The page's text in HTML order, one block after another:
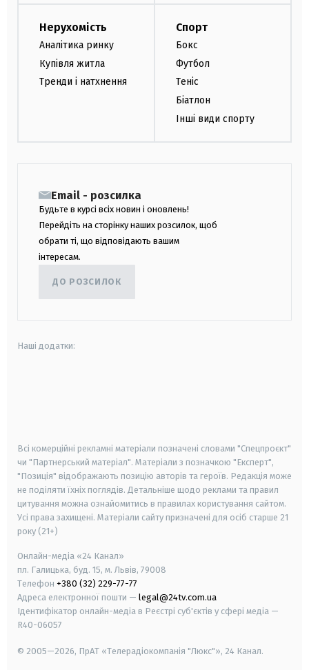
Нерухомість
Аналітика ринку
Купівля житла
Тренди і натхнення
Спорт
Бокс
Футбол
Теніс
Біатлон
Інші види спорту
Email - розсилка
Будьте в курсі всіх новин і оновлень!
Перейдіть на сторінку наших розсилок, щоб
обрати ті, що відповідають вашим
інтересам.
ДО РОЗСИЛОК
Наші додатки:
Всі комерційні рекламні матеріали позначені словами "Спецпроєкт"
чи "Партнерський матеріал". Матеріали з позначкою "Експерт",
"Позиція" відображають позицію авторів та героїв. Редакція може
не поділяти їхніх поглядів. Детальніше щодо реклами та правил
цитування можна ознайомитись в правилах користування сайтом.
Усі права захищені. Матеріали сайту призначені для осіб старше 21
року (21+)
Онлайн-медіа «24 Канал»
пл. Галицька, буд. 15, м. Львів, 79008
Телефон +380 (32) 229-77-77
Адреса електронної пошти — legal@24tv.com.ua
Ідентифікатор онлайн-медіа в Реєстрі суб'єктів у сфері медіа —
R40-06057
© 2005—2026, ПрАТ «Телерадіокомпанія "Люкс"», 24 Канал.